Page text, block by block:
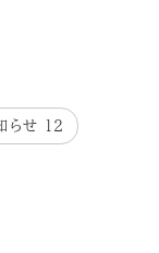
らせ 12